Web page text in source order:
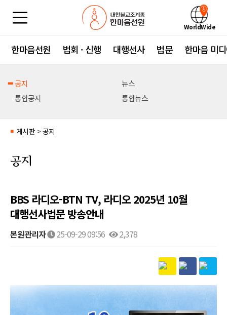
WorldWide
한마음선원 법회 · 신행 대행선사 법문 한마음 미
공지
뉴스
통합공지
통합뉴스
■ 게시판 >공지
공지
BBS 라디오-BTN TV, 라디오 2025년 10월
대행선사법문 방송안내
본원관리자 25-09-29 09:56 2,378